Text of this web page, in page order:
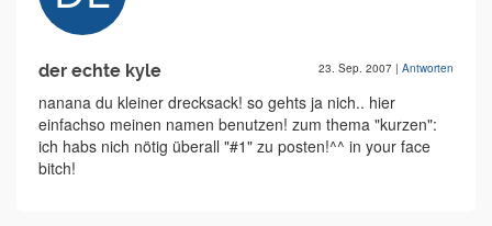
der echte kyle 23. Sep. 2007 | Antworten
nanana du kleiner drecksack! so gehts ja nich.. hier
einfachso meinen namen benutzen! zum thema "kurzen":
ich habs nich nötig überall "#1" zu posten!^^ in your face
bitch!